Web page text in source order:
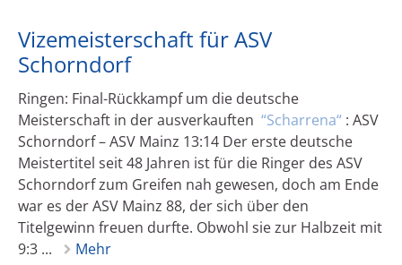
Vizemeisterschaft für ASV
Schorndorf
Ringen: Final-Rückkampf um die deutsche
Meisterschaft in der ausverkauften
Scharrena : ASV
Schorndorf – ASV Mainz 13:14 Der erste deutsche
Meistertitel seit 48 Jahren ist für die Ringer des ASV
Schorndorf zum Greifen nah gewesen, doch am Ende
war es der ASV Mainz 88, der sich über den
Titelgewinn freuen durfte. Obwohl sie zur Halbzeit mit
9:3 ...
Mehr